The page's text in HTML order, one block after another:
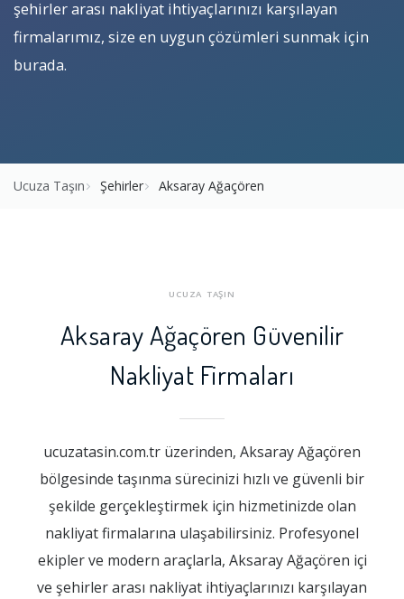
şehirler arası nakliyat ihtiyaçlarınızı karşılayan
firmalarımız, size en uygun çözümleri sunmak için
burada.
Ucuza Taşın Şehirler Aksaray Ağaçören
UCUZA TAŞIN
Aksaray Ağaçören Güvenilir
Nakliyat Firmaları
ucuzatasin.com.tr üzerinden, Aksaray Ağaçören
bölgesinde taşınma sürecinizi hızlı ve güvenli bir
şekilde gerçekleştirmek için hizmetinizde olan
nakliyat firmalarına ulaşabilirsiniz. Profesyonel
ekipler ve modern araçlarla, Aksaray Ağaçören içi
ve şehirler arası nakliyat ihtiyaçlarınızı karşılayan